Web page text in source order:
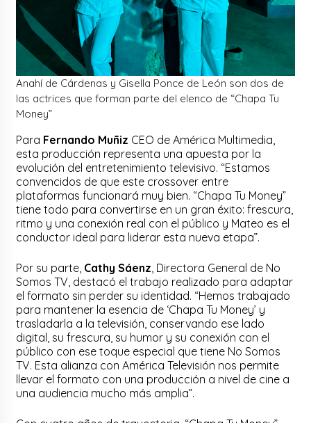
Anahí de Cárdenas y Gisella Ponce de León son dos de
las actrices que forman parte del elenco de “Chapa Tu
Money”
Para Fernando Muñiz CEO de América Multimedia,
esta producción representa una apuesta por la
evolución del entretenimiento televisivo. “Estamos
convencidos de que este crossover entre
plataformas funcionará muy bien. “Chapa Tu Money”
tiene todo para convertirse en un gran éxito: frescura,
ritmo y una conexión real con el público y Mateo es el
conductor ideal para liderar esta nueva etapa”.
Por su parte, Cathy Sáenz , Directora General de No
Somos TV, destacó el trabajo realizado para adaptar
el formato sin perder su identidad. “Hemos trabajado
para mantener la esencia de ‘Chapa Tu Money’ y
trasladarla a la televisión, conservando ese lado
digital, su frescura, su humor y su conexión con el
público con ese toque especial que tiene No Somos
TV. Esta alianza con América Televisión nos permite
llevar el formato con una producción a nivel de cine a
una audiencia mucho más amplia”.